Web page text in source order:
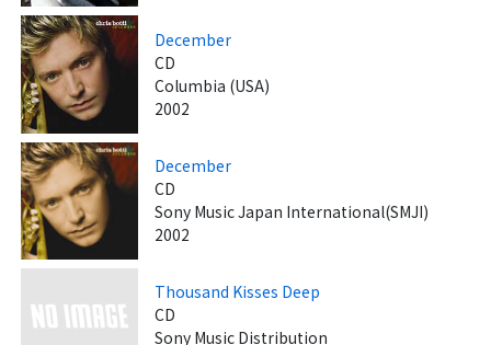
December
CD
Columbia (USA)
2002
December
CD
Sony Music Japan International(SMJI)
2002
Thousand Kisses Deep
CD
Sony Music Distribution